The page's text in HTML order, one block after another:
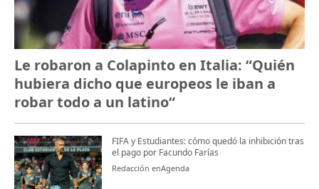
Le robaron a Colapinto en Italia: “Quién
hubiera dicho que europeos le iban a
robar todo a un latino“
FIFA y Estudiantes: cómo quedó la inhibición tras
el pago por Facundo Farías
Redacción enAgenda